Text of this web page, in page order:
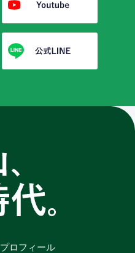
プロフィール